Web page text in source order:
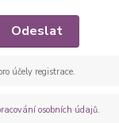
a
Odeslat
účely registrace.
osobních údajů.